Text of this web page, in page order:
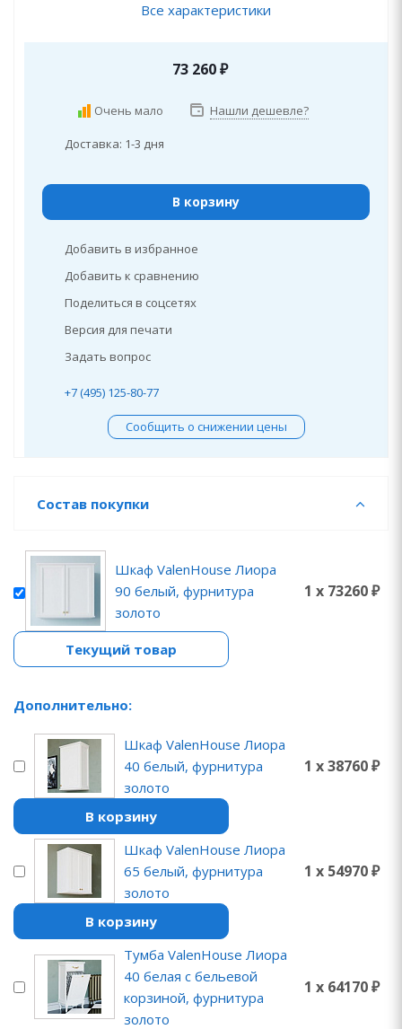
Все характеристики
73 260₽
Очень мало Нашли дешевле?
Доставка: 1-3 дня
В корзину
Добавить в избранное
Добавить к сравнению
Поделиться в соцсетях
Версия для печати
Задать вопрос
+7 (495) 125-80-77
Сообщить о снижении цены
Состав покупки
Шкаф ValenHouse Лиора
90 белый, фурнитура
золото
1 x 73260 ₽
Текущий товар
Дополнительно:
Шкаф ValenHouse Лиора
40 белый, фурнитура
золото
1 x 38760 ₽
В корзину
Шкаф ValenHouse Лиора
65 белый, фурнитура
золото
1 x 54970 ₽
В корзину
Тумба ValenHouse Лиора
40 белая с бельевой
корзиной, фурнитура
золото
1 x 64170 ₽